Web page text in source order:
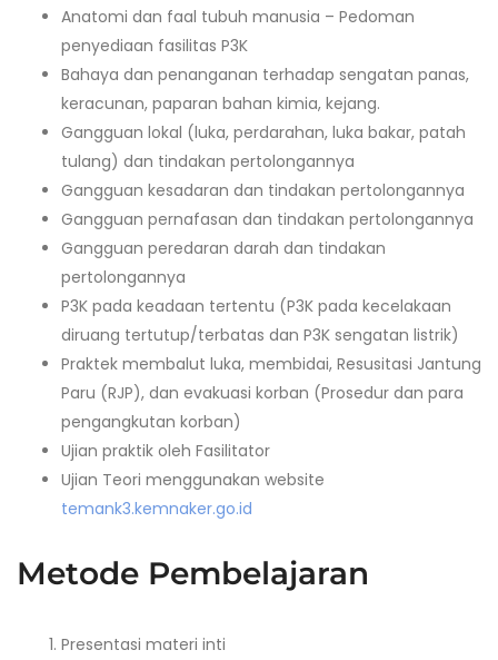
Anatomi dan faal tubuh manusia – Pedoman
penyediaan fasilitas P3K
Bahaya dan penanganan terhadap sengatan panas,
keracunan, paparan bahan kimia, kejang.
Gangguan lokal (luka, perdarahan, luka bakar, patah
tulang) dan tindakan pertolongannya
Gangguan kesadaran dan tindakan pertolongannya
Gangguan pernafasan dan tindakan pertolongannya
Gangguan peredaran darah dan tindakan
pertolongannya
P3K pada keadaan tertentu (P3K pada kecelakaan
diruang tertutup/terbatas dan P3K sengatan listrik)
Praktek membalut luka, membidai, Resusitasi Jantung
Paru (RJP), dan evakuasi korban (Prosedur dan para
pengangkutan korban)
Ujian praktik oleh Fasilitator
Ujian Teori menggunakan website
temank3.kemnaker.go.id
Metode Pembelajaran
Presentasi materi inti